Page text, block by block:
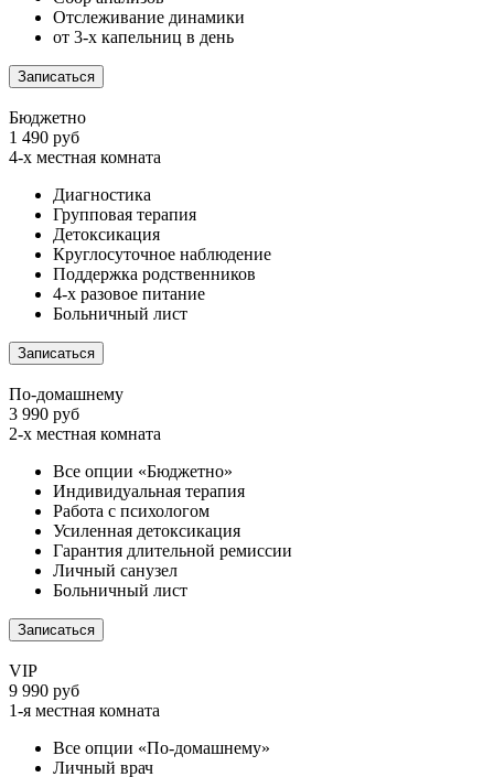
Отслеживание динамики
от 3-х капельниц в день
Записаться
Бюджетно
1 490 руб
4-х местная комната
Диагностика
Групповая терапия
Детоксикация
Круглосуточное наблюдение
Поддержка родственников
4-х разовое питание
Больничный лист
Записаться
По-домашнему
3 990 руб
2-х местная комната
Все опции «Бюджетно»
Индивидуальная терапия
Работа с психологом
Усиленная детоксикация
Гарантия длительной ремиссии
Личный санузел
Больничный лист
Записаться
VIP
9 990 руб
1-я местная комната
Все опции «По-домашнему»
Личный врач